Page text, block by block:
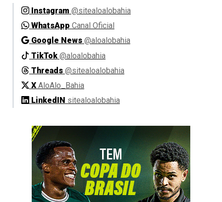
Instagram @sitealoalobahia
WhatsApp Canal Oficial
Google News @aloalobahia
TikTok @aloalobahia
Threads @sitealoalobahia
X AloAlo_Bahia
LinkedIN sitealoalobahia